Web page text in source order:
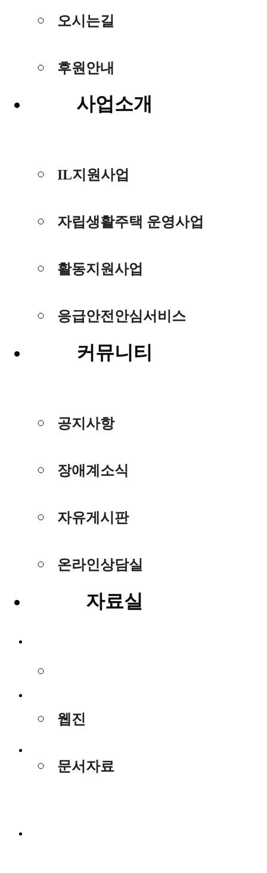
오시는길
후원안내
사업소개
IL지원사업
자립생활주택 운영사업
활동지원사업
응급안전안심서비스
커뮤니티
공지사항
장애계소식
자유게시판
온라인상담실
자료실
웹진
문서자료